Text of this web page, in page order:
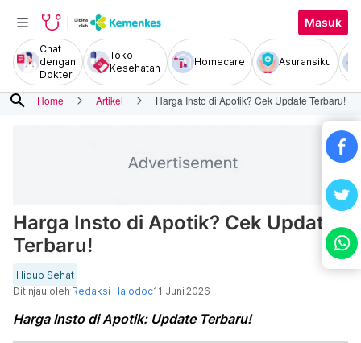
Masuk
Chat
dengan
Dokter
Toko
Kesehatan
Homecare Asuransiku
search Home Artikel Harga Insto di Apotik? Cek Update Terbaru!
Harga Insto di Apotik? Cek Update
Terbaru!
Hidup Sehat
Ditinjau oleh Redaksi Halodoc11 Juni 2026
Harga Insto di Apotik: Update Terbaru!